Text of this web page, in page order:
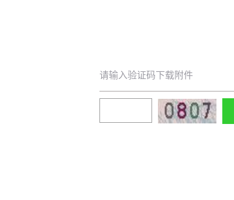
请输入验证码下载附件